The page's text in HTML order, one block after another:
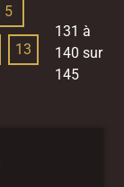
5
13
131 à
140 sur
145